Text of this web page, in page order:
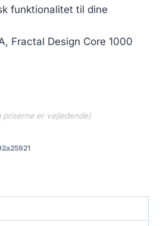
funktionalitet til dine
Fractal Design Core 1000
priserne er vejledende)